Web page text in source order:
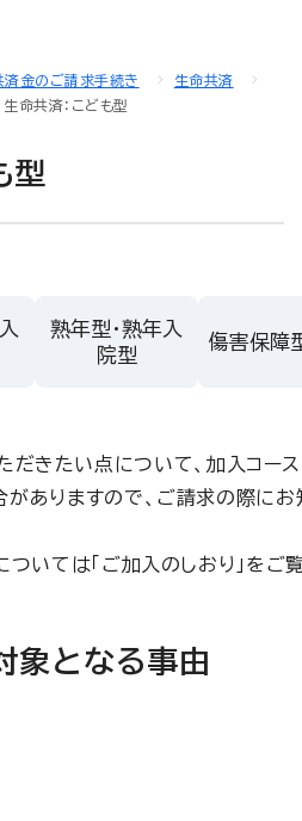
済金のご請求手続き
生命共済
生命共済：こども型
型
熟年型・熟年入
院型
傷害保障
きたい点について、加入コー
ありますので、ご請求の際にお
いては「ご加入のしおり」をご
象となる事由